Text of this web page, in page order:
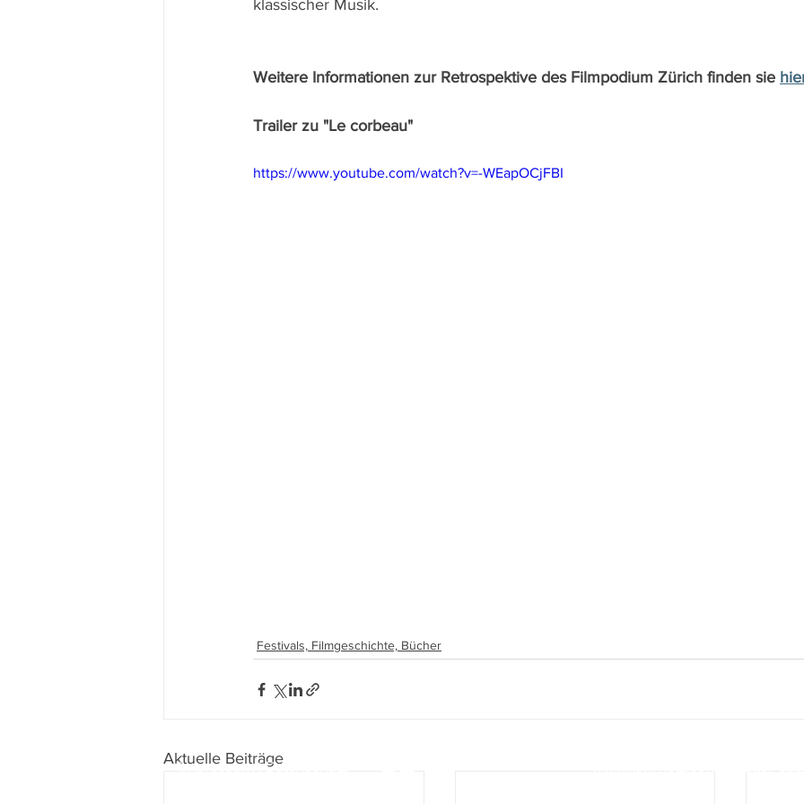
klassischer Musik.
Weitere Informationen zur Retrospektive des Filmpodium Zürich finden sie
Trailer zu "Le corbeau"
https://www.youtube.com/watch?v=-WEapOCjFBI
Festivals, Filmgeschichte, Bücher
Aktuelle Beiträge
Impressum IDatenschutz